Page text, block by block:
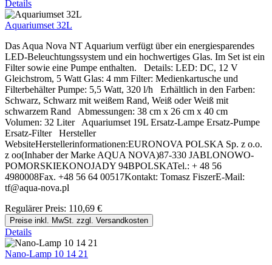
Details
Aquariumset 32L
Das Aqua Nova NT Aquarium verfügt über ein energiesparendes
LED-Beleuchtungssystem und ein hochwertiges Glas. Im Set ist ein
Filter sowie eine Pumpe enthalten. Details: LED: DC, 12 V
Gleichstrom, 5 Watt Glas: 4 mm Filter: Medienkartusche und
Filterbehälter Pumpe: 5,5 Watt, 320 l/h Erhältlich in den Farben:
Schwarz, Schwarz mit weißem Rand, Weiß oder Weiß mit
schwarzem Rand Abmessungen: 38 cm x 26 cm x 40 cm
Volumen: 32 Liter Aquariumset 19L Ersatz-Lampe Ersatz-Pumpe
Ersatz-Filter Hersteller
WebsiteHerstellerinformationen:EURONOVA POLSKA Sp. z o.o.
z oo(Inhaber der Marke AQUA NOVA)87-330 JABLONOWO-
POMORSKIEKONOJADY 94BPOLSKATel.: + 48 56
4980008Fax. +48 56 64 00517Kontakt: Tomasz FiszerE-Mail:
tf@aqua-nova.pl
Regulärer Preis: 110,69 €
Preise inkl. MwSt. zzgl. Versandkosten
Details
Nano-Lamp 10 14 21